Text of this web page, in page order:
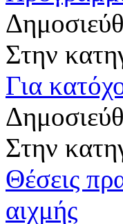
Στην
Για
Στην
Θέσεις
αιχμής